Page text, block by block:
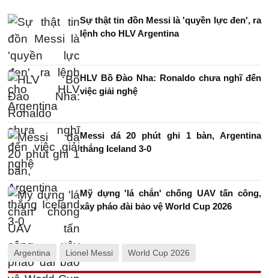
Sự thật tin đồn Messi là 'quyền lực đen', ra
lệnh cho HLV Argentina
HLV Bồ Đào Nha: Ronaldo chưa nghĩ đến
việc giải nghệ
Messi đá 20 phút ghi 1 bàn, Argentina
thắng Iceland 3-0
Mỹ dựng 'lá chắn' chống UAV tấn công,
xây pháo đài bảo vệ World Cup 2026
Argentina Lionel Messi World Cup 2026